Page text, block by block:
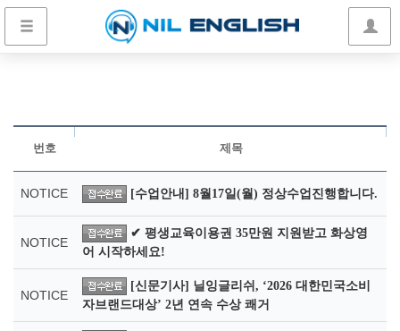
번호 제목
NOTICE [수업안내] 8월17일(월) 정상수업진행합니다.
NOTICE
✔ 평생교육이용권 35만원 지원받고 화상영
어 시작하세요!
NOTICE
[신문기사] 닐잉글리쉬, ‘2026 대한민국소비
자브랜드대상’ 2년 연속 수상 쾌거